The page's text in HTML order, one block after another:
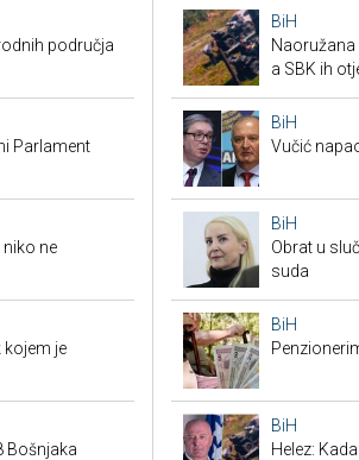
područja
Parlament
ne
kojem je
Bošnjaka
BiH
Naoružana
a SBK ih
BiH
Vučić
BiH
Obrat u
suda
BiH
BiH
Helez: